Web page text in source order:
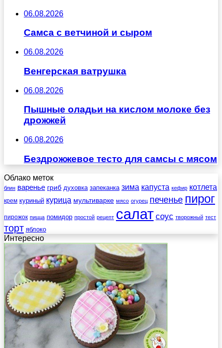
06.08.2026
Самса с ветчиной и сыром
06.08.2026
Венгерская ватрушка
06.08.2026
Пышные оладьи на кислом молоке без
дрожжей
06.08.2026
Бездрожжевое тесто для самсы с мясом
Облако меток
блин варенье гриб духовка запеканка зима капуста кефир котлета
крем куриный курица мультиварке мясо огурец печенье пирог
пирожок пицца помидор простой рецепт салат соус творожный тест
торт яблоко
Интересно